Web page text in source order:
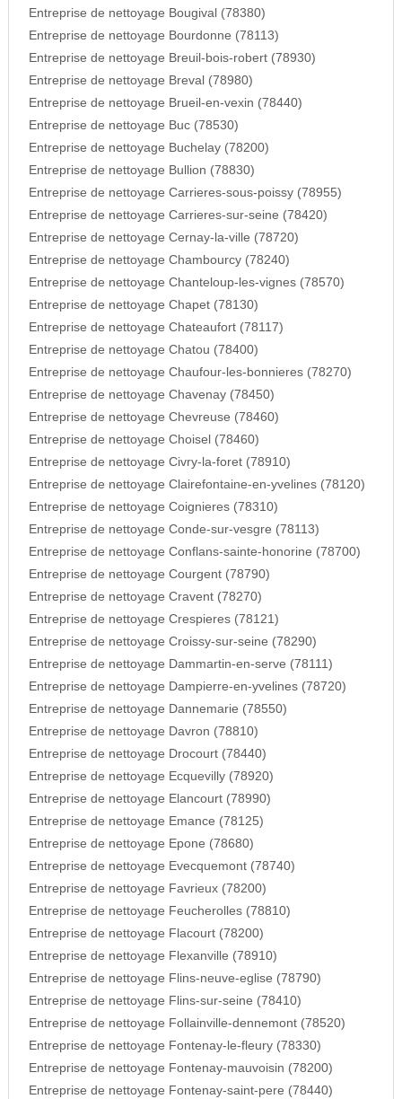
Entreprise de nettoyage Bougival (78380)
Entreprise de nettoyage Bourdonne (78113)
Entreprise de nettoyage Breuil-bois-robert (78930)
Entreprise de nettoyage Breval (78980)
Entreprise de nettoyage Brueil-en-vexin (78440)
Entreprise de nettoyage Buc (78530)
Entreprise de nettoyage Buchelay (78200)
Entreprise de nettoyage Bullion (78830)
Entreprise de nettoyage Carrieres-sous-poissy (78955)
Entreprise de nettoyage Carrieres-sur-seine (78420)
Entreprise de nettoyage Cernay-la-ville (78720)
Entreprise de nettoyage Chambourcy (78240)
Entreprise de nettoyage Chanteloup-les-vignes (78570)
Entreprise de nettoyage Chapet (78130)
Entreprise de nettoyage Chateaufort (78117)
Entreprise de nettoyage Chatou (78400)
Entreprise de nettoyage Chaufour-les-bonnieres (78270)
Entreprise de nettoyage Chavenay (78450)
Entreprise de nettoyage Chevreuse (78460)
Entreprise de nettoyage Choisel (78460)
Entreprise de nettoyage Civry-la-foret (78910)
Entreprise de nettoyage Clairefontaine-en-yvelines (78120)
Entreprise de nettoyage Coignieres (78310)
Entreprise de nettoyage Conde-sur-vesgre (78113)
Entreprise de nettoyage Conflans-sainte-honorine (78700)
Entreprise de nettoyage Courgent (78790)
Entreprise de nettoyage Cravent (78270)
Entreprise de nettoyage Crespieres (78121)
Entreprise de nettoyage Croissy-sur-seine (78290)
Entreprise de nettoyage Dammartin-en-serve (78111)
Entreprise de nettoyage Dampierre-en-yvelines (78720)
Entreprise de nettoyage Dannemarie (78550)
Entreprise de nettoyage Davron (78810)
Entreprise de nettoyage Drocourt (78440)
Entreprise de nettoyage Ecquevilly (78920)
Entreprise de nettoyage Elancourt (78990)
Entreprise de nettoyage Emance (78125)
Entreprise de nettoyage Epone (78680)
Entreprise de nettoyage Evecquemont (78740)
Entreprise de nettoyage Favrieux (78200)
Entreprise de nettoyage Feucherolles (78810)
Entreprise de nettoyage Flacourt (78200)
Entreprise de nettoyage Flexanville (78910)
Entreprise de nettoyage Flins-neuve-eglise (78790)
Entreprise de nettoyage Flins-sur-seine (78410)
Entreprise de nettoyage Follainville-dennemont (78520)
Entreprise de nettoyage Fontenay-le-fleury (78330)
Entreprise de nettoyage Fontenay-mauvoisin (78200)
Entreprise de nettoyage Fontenay-saint-pere (78440)